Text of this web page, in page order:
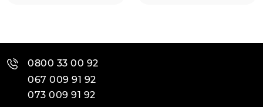
0800 33 00 92
067 009 91 92
073 009 91 92